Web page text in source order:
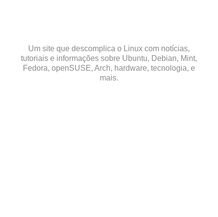
Um site que descomplica o Linux com notícias,
tutoriais e informações sobre Ubuntu, Debian, Mint,
Fedora, openSUSE, Arch, hardware, tecnologia, e
mais.